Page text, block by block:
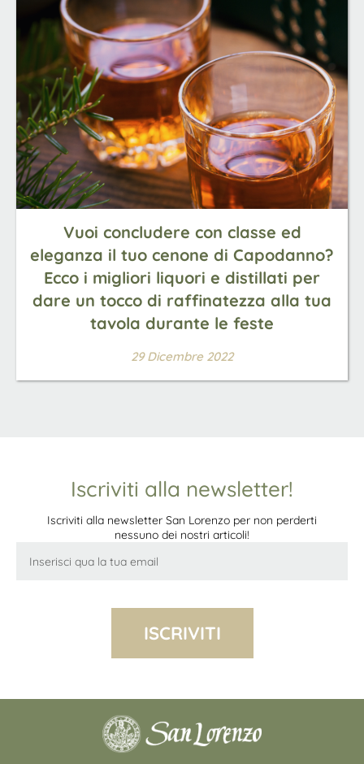
Vuoi concludere con classe ed
eleganza il tuo cenone di Capodanno?
Ecco i migliori liquori e distillati per
dare un tocco di raffinatezza alla tua
tavola durante le feste
29 Dicembre 2022
Iscriviti alla newsletter!
Iscriviti alla newsletter San Lorenzo per non perderti
nessuno dei nostri articoli!
ISCRIVITI